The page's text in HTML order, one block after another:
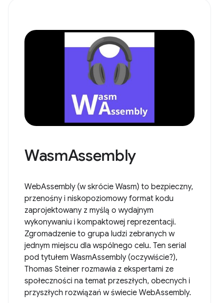
WasmAssembly
WebAssembly (w skrócie Wasm) to bezpieczny,
przenośny i niskopoziomowy format kodu
zaprojektowany z myślą o wydajnym
wykonywaniu i kompaktowej reprezentacji.
Zgromadzenie to grupa ludzi zebranych w
jednym miejscu dla wspólnego celu. Ten serial
pod tytułem WasmAssembly (oczywiście?),
Thomas Steiner rozmawia z ekspertami ze
społeczności na temat przeszłych, obecnych i
przyszłych rozwiązań w świecie WebAssembly.